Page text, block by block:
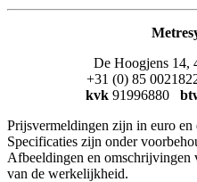
De Hoogjens 14,
+31 (0) 85
kvk 91996880
Prijsvermeldingen zijn in euro
Specificaties zijn onder
Afbeeldingen en
van de werkelijkheid.